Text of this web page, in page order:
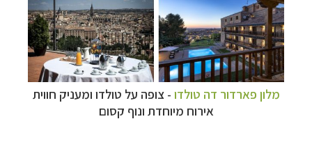
מלון פארדור דה טולדו - צופה על טולדו ומעניק חווית
אירוח מיוחדת ונוף קסום